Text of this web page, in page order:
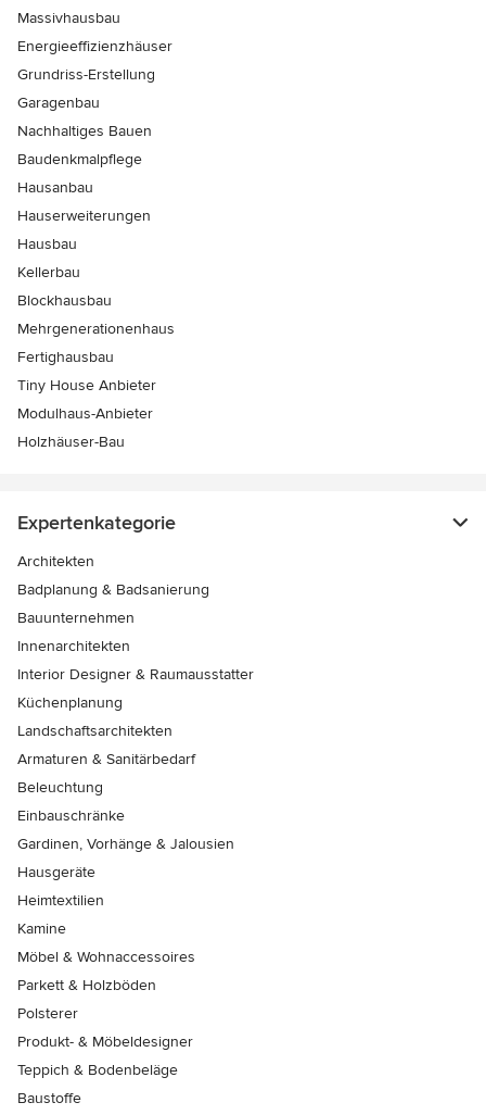
Massivhausbau
Energieeffizienzhäuser
Grundriss-Erstellung
Garagenbau
Nachhaltiges Bauen
Baudenkmalpflege
Hausanbau
Hauserweiterungen
Hausbau
Kellerbau
Blockhausbau
Mehrgenerationenhaus
Fertighausbau
Tiny House Anbieter
Modulhaus-Anbieter
Holzhäuser-Bau
Expertenkategorie
Architekten
Badplanung & Badsanierung
Bauunternehmen
Innenarchitekten
Interior Designer & Raumausstatter
Küchenplanung
Landschaftsarchitekten
Armaturen & Sanitärbedarf
Beleuchtung
Einbauschränke
Gardinen, Vorhänge & Jalousien
Hausgeräte
Heimtextilien
Kamine
Möbel & Wohnaccessoires
Parkett & Holzböden
Polsterer
Produkt- & Möbeldesigner
Teppich & Bodenbeläge
Baustoffe